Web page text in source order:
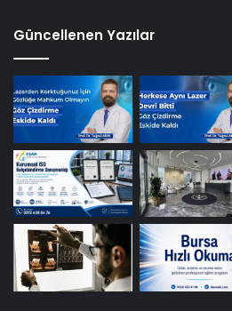
Güncellenen Yazılar